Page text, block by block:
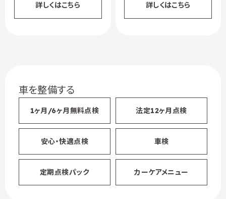
詳しくはこちら 詳しくはこちら
車を整備する
1ヶ月/6ヶ月無料点検 法定12ヶ月点検
安心・快適点検 車検
定期点検パック カーケアメニュー